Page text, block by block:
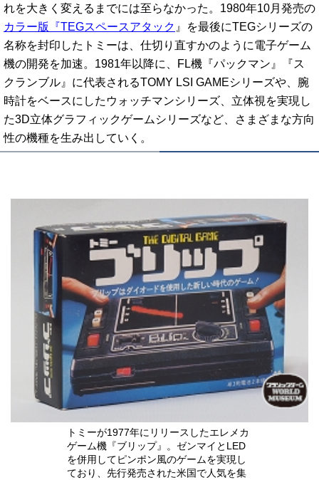
れを大きく変えるまでには至らなかった。1980年10月発売の
カラー版『TEGスペースアタック 』を最後にTEGシリーズの
名称を封印したトミーは、仕切り直すかのように電子ゲーム
機の開発を加速。1981年以降に、FL機『パックマン』『ス
クランブル』に代表されるTOMY LSI GAMEシリーズや、腕
時計をベースにしたウォッチマンシリーズ、立体視を実現し
た3D立体グラフィックゲームシリーズなど、さまざまな方向
性の機種を生み出していく。
トミーが1977年にリリースしたエレメカ
ゲーム機『ブリップ』。ゼンマイとLED
を併用してピンポン風のゲームを実現し
ており、先行発売された米国で人気を集